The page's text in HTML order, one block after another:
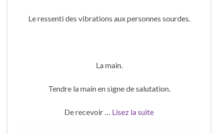
Le ressenti des vibrations aux personnes sourdes.
La main.
Tendre la main en signe de salutation.
De recevoir … Lisez la suite